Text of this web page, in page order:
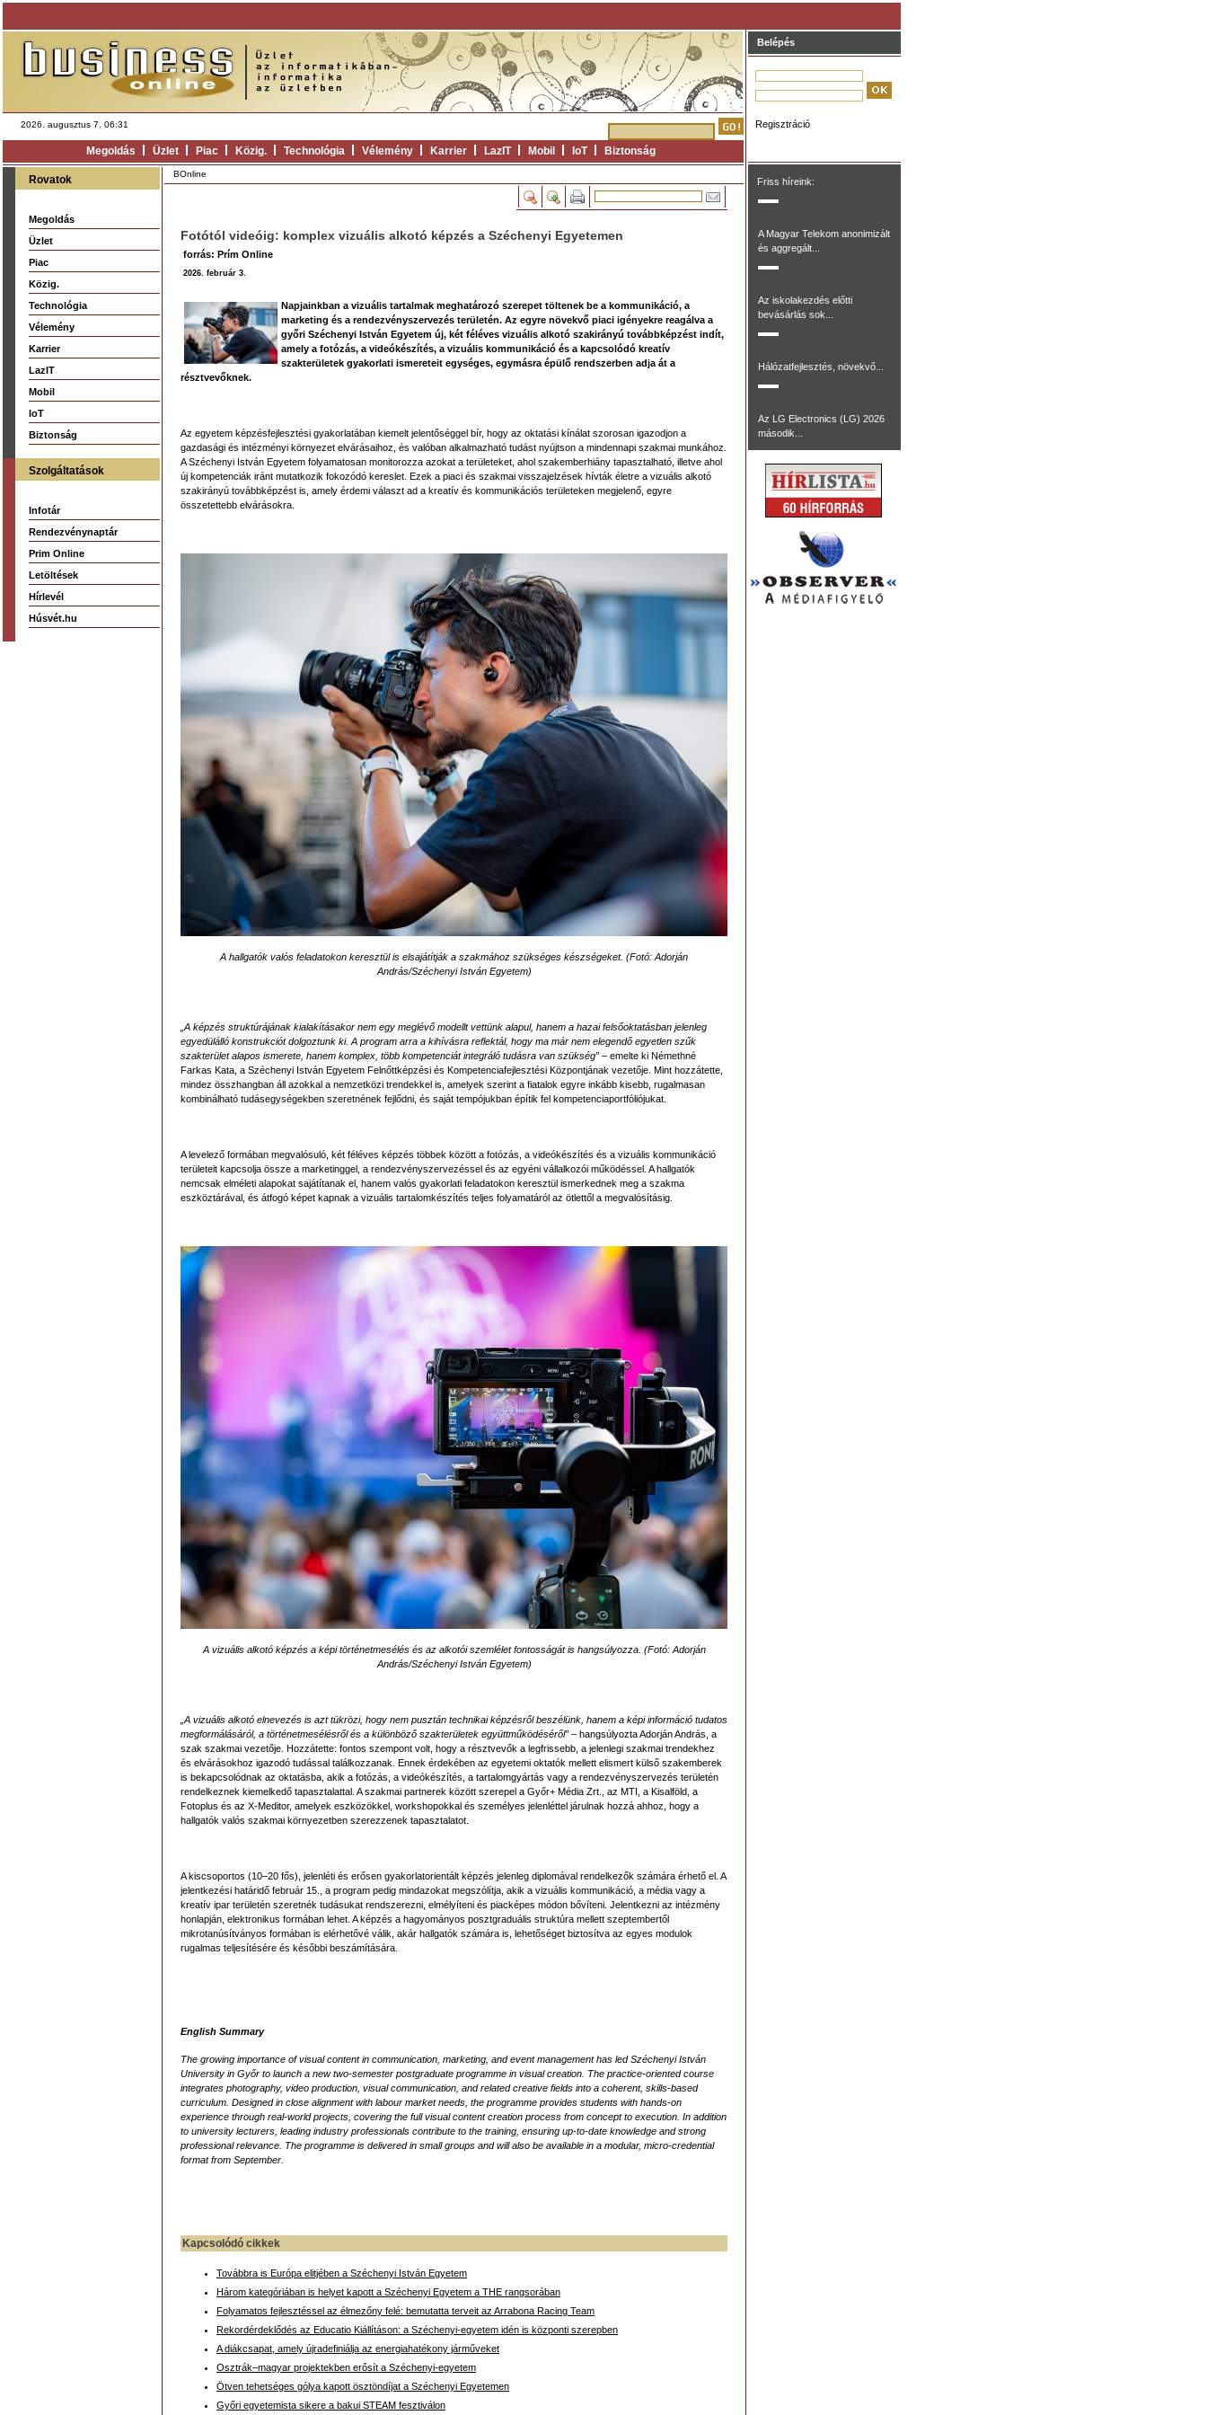
2026. augusztus 7. 06:31
Megoldás Üzlet Piac Közig. Technológia Vélemény Karrier LazIT Mobil IoT Biztonság
Rovatok
Megoldás
Üzlet
Piac
Közig.
Technológia
Vélemény
Karrier
LazIT
Mobil
IoT
Biztonság
Szolgáltatások
Infotár
Rendezvénynaptár
Prim Online
Letöltések
Hírlevél
Húsvét.hu
BOnline
Fotótól videóig: komplex vizuális alkotó képzés a Széchenyi Egyetemen
forrás: Prím Online
2026. február 3.
Napjainkban a vizuális tartalmak meghatározó szerepet töltenek be a kommunikáció, a
marketing és a rendezvényszervezés területén. Az egyre növekvő piaci igényekre reagálva a
győri Széchenyi István Egyetem új, két féléves vizuális alkotó szakirányú továbbképzést indít,
amely a fotózás, a videókészítés, a vizuális kommunikáció és a kapcsolódó kreatív
szakterületek gyakorlati ismereteit egységes, egymásra épülő rendszerben adja át a
résztvevőknek.
Az egyetem képzésfejlesztési gyakorlatában kiemelt jelentőséggel bír, hogy az oktatási kínálat szorosan igazodjon a
gazdasági és intézményi környezet elvárásaihoz, és valóban alkalmazható tudást nyújtson a mindennapi szakmai munkához.
A Széchenyi István Egyetem folyamatosan monitorozza azokat a területeket, ahol szakemberhiány tapasztalható, illetve ahol
új kompetenciák iránt mutatkozik fokozódó kereslet. Ezek a piaci és szakmai visszajelzések hívták életre a vizuális alkotó
szakirányú továbbképzést is, amely érdemi választ ad a kreatív és kommunikációs területeken megjelenő, egyre
összetettebb elvárásokra.
A hallgatók valós feladatokon keresztül is elsajátítják a szakmához szükséges készségeket. (Fotó: Adorján
András/Széchenyi István Egyetem)
„A képzés struktúrájának kialakításakor nem egy meglévő modellt vettünk alapul, hanem a hazai felsőoktatásban jelenleg
egyedülálló konstrukciót dolgoztunk ki. A program arra a kihívásra reflektál, hogy ma már nem elegendő egyetlen szűk
szakterület alapos ismerete, hanem komplex, több kompetenciát integráló tudásra van szükség” – emelte ki Némethné
Farkas Kata, a Széchenyi István Egyetem Felnőttképzési és Kompetenciafejlesztési Központjának vezetője. Mint hozzátette,
mindez összhangban áll azokkal a nemzetközi trendekkel is, amelyek szerint a fiatalok egyre inkább kisebb, rugalmasan
kombinálható tudásegységekben szeretnének fejlődni, és saját tempójukban építik fel kompetenciaportfóliójukat.
A levelező formában megvalósuló, két féléves képzés többek között a fotózás, a videókészítés és a vizuális kommunikáció
területeit kapcsolja össze a marketinggel, a rendezvényszervezéssel és az egyéni vállalkozói működéssel. A hallgatók
nemcsak elméleti alapokat sajátítanak el, hanem valós gyakorlati feladatokon keresztül ismerkednek meg a szakma
eszköztárával, és átfogó képet kapnak a vizuális tartalomkészítés teljes folyamatáról az ötlettől a megvalósításig.
A vizuális alkotó képzés a képi történetmesélés és az alkotói szemlélet fontosságát is hangsúlyozza. (Fotó: Adorján
András/Széchenyi István Egyetem)
„A vizuális alkotó elnevezés is azt tükrözi, hogy nem pusztán technikai képzésről beszélünk, hanem a képi információ tudatos
megformálásáról, a történetmesélésről és a különböző szakterületek együttműködéséről” – hangsúlyozta Adorján András, a
szak szakmai vezetője. Hozzátette: fontos szempont volt, hogy a résztvevők a legfrissebb, a jelenlegi szakmai trendekhez
és elvárásokhoz igazodó tudással találkozzanak. Ennek érdekében az egyetemi oktatók mellett elismert külső szakemberek
is bekapcsolódnak az oktatásba, akik a fotózás, a videókészítés, a tartalomgyártás vagy a rendezvényszervezés területén
rendelkeznek kiemelkedő tapasztalattal. A szakmai partnerek között szerepel a Győr+ Média Zrt., az MTI, a Kisalföld, a
Fotoplus és az X-Meditor, amelyek eszközökkel, workshopokkal és személyes jelenléttel járulnak hozzá ahhoz, hogy a
hallgatók valós szakmai környezetben szerezzenek tapasztalatot.
A kiscsoportos (10–20 fős), jelenléti és erősen gyakorlatorientált képzés jelenleg diplomával rendelkezők számára érhető el. A
jelentkezési határidő február 15., a program pedig mindazokat megszólítja, akik a vizuális kommunikáció, a média vagy a
kreatív ipar területén szeretnék tudásukat rendszerezni, elmélyíteni és piacképes módon bővíteni. Jelentkezni az intézmény
honlapján, elektronikus formában lehet. A képzés a hagyományos posztgraduális struktúra mellett szeptembertől
mikrotanúsítványos formában is elérhetővé válik, akár hallgatók számára is, lehetőséget biztosítva az egyes modulok
rugalmas teljesítésére és későbbi beszámítására.
English Summary
The growing importance of visual content in communication, marketing, and event management has led Széchenyi István
University in Győr to launch a new two-semester postgraduate programme in visual creation. The practice-oriented course
integrates photography, video production, visual communication, and related creative fields into a coherent, skills-based
curriculum. Designed in close alignment with labour market needs, the programme provides students with hands-on
experience through real-world projects, covering the full visual content creation process from concept to execution. In addition
to university lecturers, leading industry professionals contribute to the training, ensuring up-to-date knowledge and strong
professional relevance. The programme is delivered in small groups and will also be available in a modular, micro-credential
format from September.
Kapcsolódó cikkek
Továbbra is Európa elitjében a Széchenyi István Egyetem
Három kategóriában is helyet kapott a Széchenyi Egyetem a THE rangsorában
Folyamatos fejlesztéssel az élmezőny felé: bemutatta terveit az Arrabona Racing Team
Rekordérdeklődés az Educatio Kiállításon: a Széchenyi-egyetem idén is központi szerepben
A diákcsapat, amely újradefiniálja az energiahatékony járműveket
Osztrák–magyar projektekben erősít a Széchenyi-egyetem
Ötven tehetséges gólya kapott ösztöndíjat a Széchenyi Egyetemen
Győri egyetemista sikere a bakui STEAM fesztiválon
Belépés
Regisztráció
Friss híreink:
A Magyar Telekom anonimizált
és aggregált...
Az iskolakezdés előtti
bevásárlás sok...
Hálózatfejlesztés, növekvő...
Az LG Electronics (LG) 2026
második...